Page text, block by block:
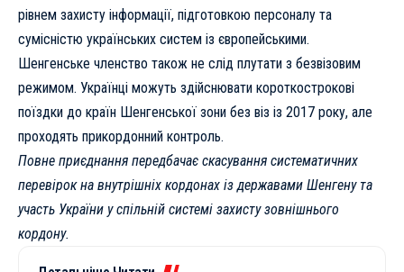
рівнем захисту інформації, підготовкою персоналу та
сумісністю українських систем із європейськими.
Шенгенське членство також не слід плутати з безвізовим
режимом. Українці можуть здійснювати короткострокові
поїздки до країн Шенгенської зони без віз із 2017 року, але
проходять прикордонний контроль.
Повне приєднання передбачає скасування систематичних
перевірок на внутрішніх кордонах із державами Шенгену та
участь України у спільній системі захисту зовнішнього
кордону.